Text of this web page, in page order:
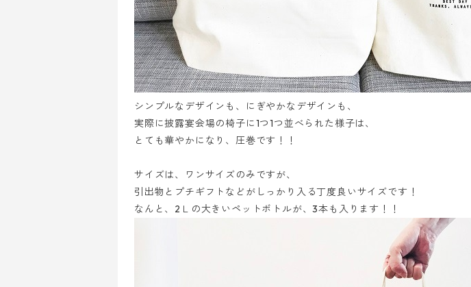
シンプルなデザインも、にぎやかなデザインも、
実際に披露宴会場の椅子に1つ1つ並べられた様子は、
とても華やかになり、圧巻です！！
サイズは、ワンサイズのみですが、
引出物とプチギフトなどがしっかり入る丁度良いサイズです！
なんと、2Ｌの大きいペットボトルが、3本も入ります！！